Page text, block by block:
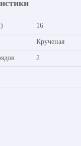
16
Крученая
2